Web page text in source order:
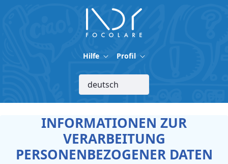
Zum Hauptinhalt springen
Hilfe Profil
INFORMATIONEN ZUR
VERARBEITUNG
PERSONENBEZOGENER DATEN